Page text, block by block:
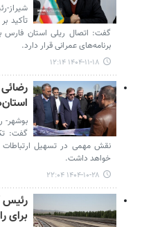
شیراز-
تأکید
گفت: اتصال ریلی استان فارس
برنامه‌های عمرانی قرار دارد.
۱۴۰۴-۱۱-۱۸ ۱۲:۱۴
گفت:
نقش مهمی در تسهیل
خواهد داشت.
۱۴۰۴-۱۰-۲۸ ۲۲:۰۴
رئیس
برای